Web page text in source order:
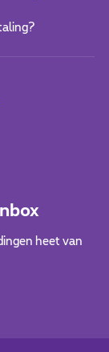
heet van